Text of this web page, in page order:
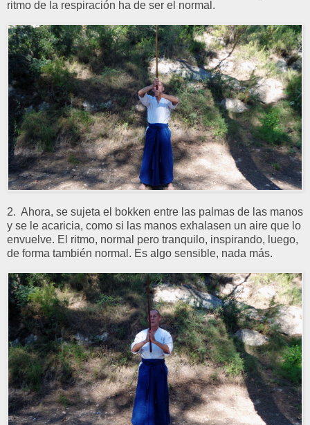
ritmo de la respiración ha de ser el normal.
2. Ahora, se sujeta el bokken entre las palmas de las manos
y se le acaricia, como si las manos exhalasen un aire que lo
envuelve. El ritmo, normal pero tranquilo, inspirando, luego,
de forma también normal. Es algo sensible, nada más.